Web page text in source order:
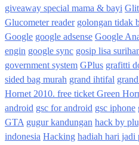
giveaway special mama & bayi
Glucometer reader golongan tidak
Google google adsense Google
engin google sync gosip lisa
government system GPlus grafitti
sided bag murah grand ihtifal
Hornet 2010. free ticket Green
android gsc for android gsc iphone
GTA gugur kandungan hack by
indonesia Hacking hadiah hari jadi